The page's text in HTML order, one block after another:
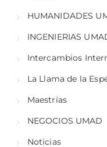
HUMANIDADES
INGENIERIAS
Intercambios
La Llama de la
Maestrías
NEGOCIOS UMAD
Noticias